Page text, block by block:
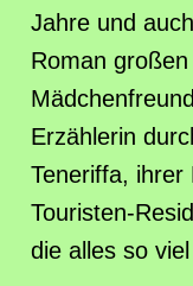
Jahre und
Roman
Erzählerin
Teneriffa, ihrer
Touristen-
die alles so